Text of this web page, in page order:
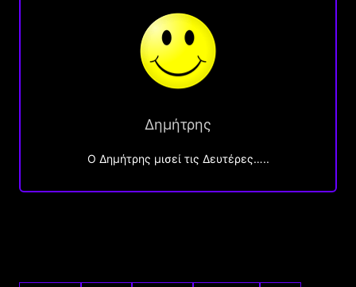
Δημήτρης
O Δημήτρης μισεί τις Δευτέρες…..